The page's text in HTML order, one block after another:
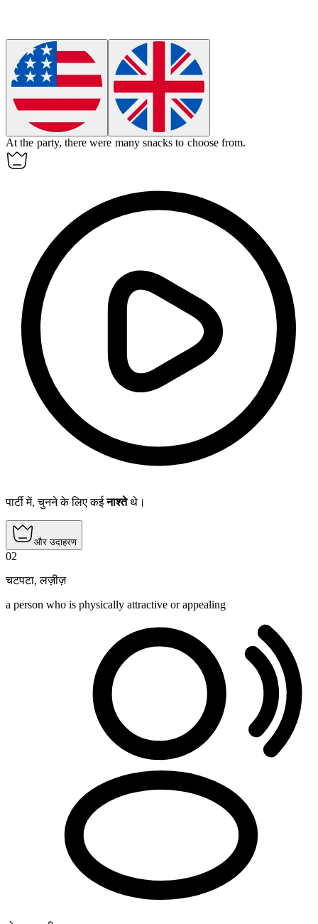
At the party, there were many snacks to choose from.
पार्टी में, चुनने के लिए कईनाश्तेथे।
और उदाहरण
02
चटपटा,लज़ीज़
a person who is physically attractive or appealing